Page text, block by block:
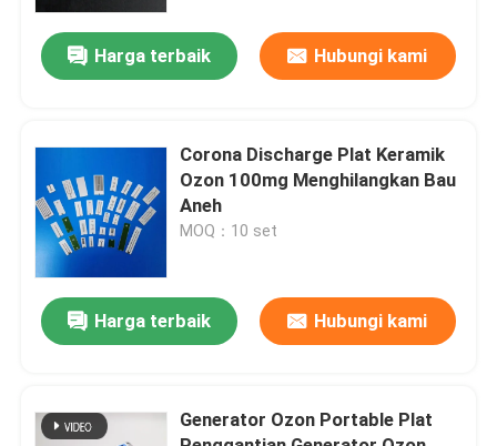
Pertunjukan VR
Tentang kami
Tur Pabrik
Kontrol kualitas
Hubungi kami
Permintaan Penawaran
Harga terbaik Hubungi kami
Corona Discharge Plat Keramik
Ozon 100mg Menghilangkan Bau
Aneh
MOQ：10 set
Harga terbaik Hubungi kami
Generator Ozon Portable Plat